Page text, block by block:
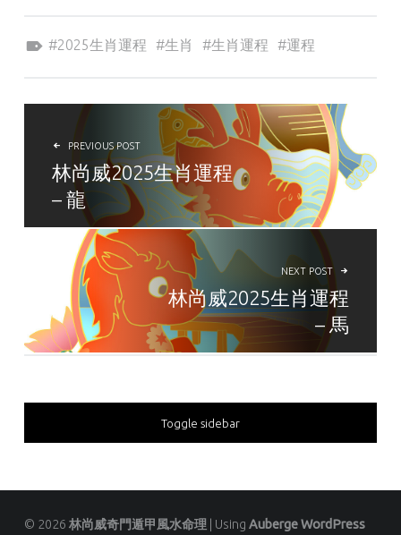
2025生肖運程
生肖 生肖運程 運程
POST NAVIGATION
PREVIOUS POST
林尚威2025生肖運程
– 龍
NEXT POST
林尚威2025生肖運程
– 馬
SIDEBAR
Toggle sidebar
© 2026 林尚威奇門遁甲風水命理 Using AubergeWordPress